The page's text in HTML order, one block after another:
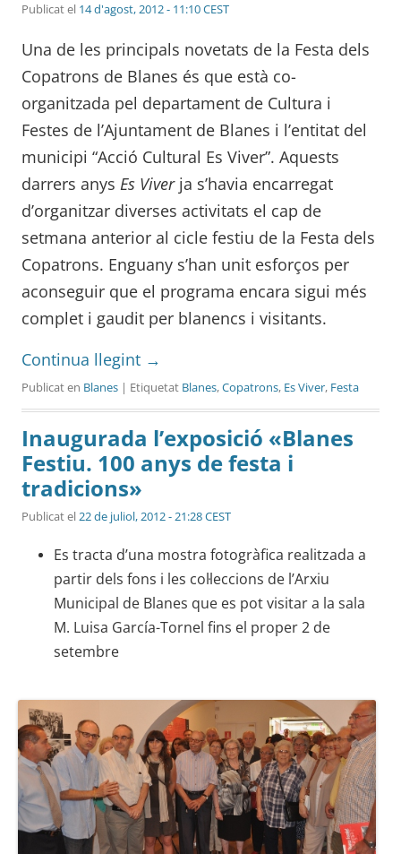
Publicat el 14 d'agost, 2012 - 11:10 CEST
Una de les principals novetats de la Festa dels
Copatrons de Blanes és que està co-
organitzada pel departament de Cultura i
Festes de l’Ajuntament de Blanes i l’entitat del
municipi “Acció Cultural Es Viver”. Aquests
darrers anys Es Viver ja s’havia encarregat
d’organitzar diverses activitats el cap de
setmana anterior al cicle festiu de la Festa dels
Copatrons. Enguany s’han unit esforços per
aconseguir que el programa encara sigui més
complet i gaudit per blanencs i visitants.
Continua llegint →
Publicat en Blanes | Etiquetat Blanes,Copatrons, Es Viver, Festa
Inaugurada l’exposició «Blanes
Festiu. 100 anys de festa i
tradicions»
Publicat el22 de juliol, 2012 - 21:28 CEST
Es tracta d’una mostra fotogràfica realitzada a
partir dels fons i les col·leccions de l’Arxiu
Municipal de Blanes que es pot visitar a la sala
M. Luisa García-Tornel fins el proper 2 de
setembre